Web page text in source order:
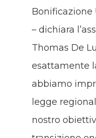
Bonificazione
– dichiara
Thomas De
esattamente
abbiamo
legge
nostro